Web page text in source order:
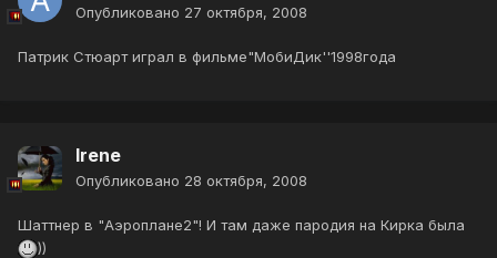
Опубликовано 27 октября, 2008
Патрик Стюарт играл в фильме"МобиДик''1998года
Irene
Опубликовано 28 октября, 2008
Шаттнер в "Аэроплане2"! И там даже пародия на Кирка была
))